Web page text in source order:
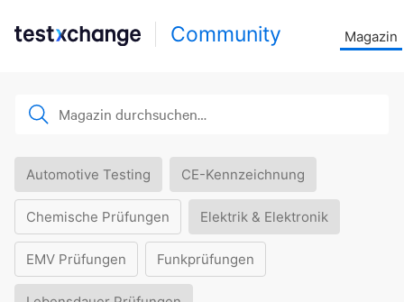
Community Magazin
Automotive Testing CE-Kennzeichnung
Chemische Prüfungen Elektrik & Elektronik
EMV Prüfungen Funkprüfungen